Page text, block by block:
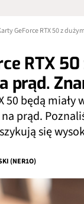
RTX
prąd.
50 będą miały
prąd.
się
(NER1O)